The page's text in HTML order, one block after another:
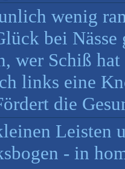
wenig
bei
wer Schiß
links eine
die
Leisten
- in